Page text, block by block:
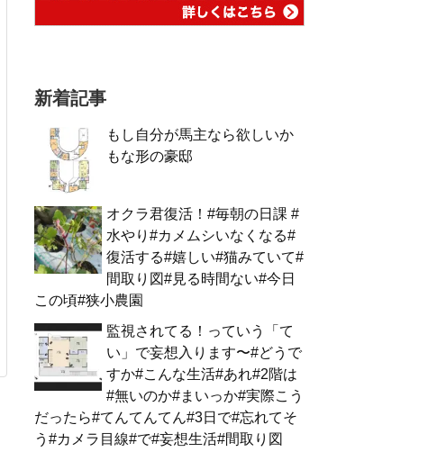
新着記事
もし自分が馬主なら欲しいか
もな形の豪邸
オクラ君復活！#毎朝の日課 #
水やり#カメムシいなくなる#
復活する#嬉しい#猫みていて#
間取り図#見る時間ない#今日
この頃#狭小農園
監視されてる！っていう「て
い」で妄想入ります〜#どうで
すか#こんな生活#あれ#2階は
#無いのか#まいっか#実際こう
だったら#てんてんてん#3日で#忘れてそ
う#カメラ目線#で#妄想生活#間取り図